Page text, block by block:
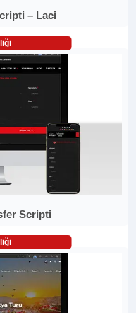
– Laci
Scripti